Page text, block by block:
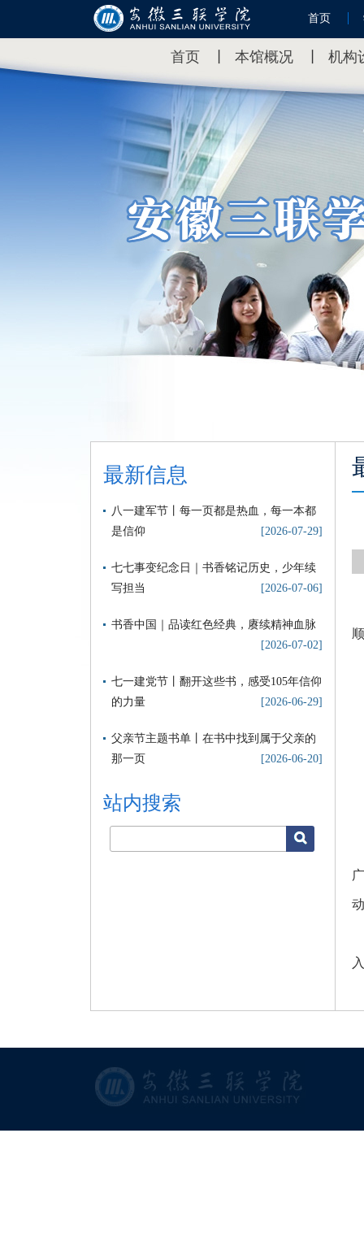
首页
首页 本馆概况 机构
最新信息
八一建军节丨每一页都是热血，每一本都
是信仰
[2026-07-29]
七七事变纪念日｜书香铭记历史，少年续
写担当
[2026-07-06]
书香中国｜品读红色经典，赓续精神血脉
[2026-07-02]
七一建党节丨翻开这些书，感受105年信仰
的力量
[2026-06-29]
父亲节主题书单丨在书中找到属于父亲的
那一页
[2026-06-20]
站内搜索